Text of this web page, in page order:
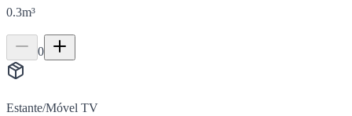
0.3m³
0
Estante/Móvel TV